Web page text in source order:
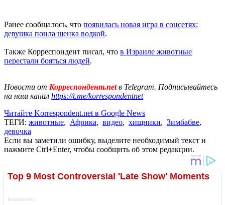
Ранее сообщалось, что появилась новая игра в соцсетях:
девушка поила щенка водкой.
Также Корреспондент писал, что в Израиле животные
перестали бояться людей.
Новости от Корреспондент.netв Telegram. Подписывайтесь
на наш канал https://t.me/korrespondentnet
Читайте Korrespondent.net в Google News
ТЕГИ: животные, Африка, видео, хищники, Зимбабве,
девочка
Если вы заметили ошибку, выделите необходимый текст и
нажмите Ctrl+Enter, чтобы сообщить об этом редакции.